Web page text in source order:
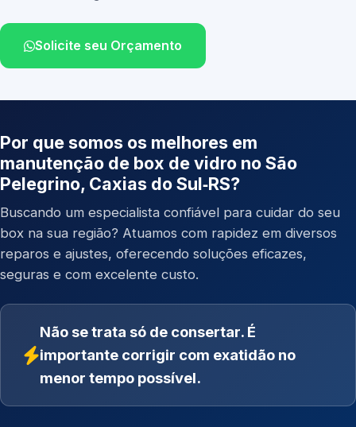
Solicite seu Orçamento
Por que somos os melhores em
manutenção de box de vidro no São
Pelegrino, Caxias do Sul‑RS?
Buscando um especialista confiável para cuidar do seu
box na sua região? Atuamos com rapidez em diversos
reparos e ajustes, oferecendo soluções eficazes,
seguras e com excelente custo.
Não se trata só de consertar. É
importante corrigir com exatidão no
menor tempo possível.